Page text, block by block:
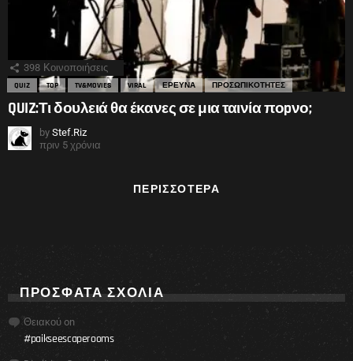
398 Κοινοποιήσεις
QUIZ TOP TV&MOVIES VIRAL ΕΡΕΥΝΑ ΠΡΟΣΩΠΙΚΟΤΗΤΕΣ
QUIZ:Τι δουλειά θα έκανες σε μια ταινία ποpνο;
by Stef.Riz
πριν 5 χρόνια
ΠΕΡΙΣΣΌΤΕΡΑ
ΠΡΌΣΦΑΤΑ ΣΧΌΛΙΑ
Θειακού on
#paikseescaperooms